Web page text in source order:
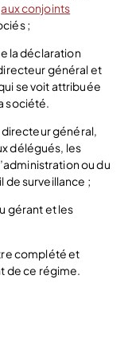
aux conjoints
;
la déclaration
général et
se voit attribuée
société.
directeur général,
délégués, les
ou du
de surveillance ;
gérant et les
complété et
de ce régime.